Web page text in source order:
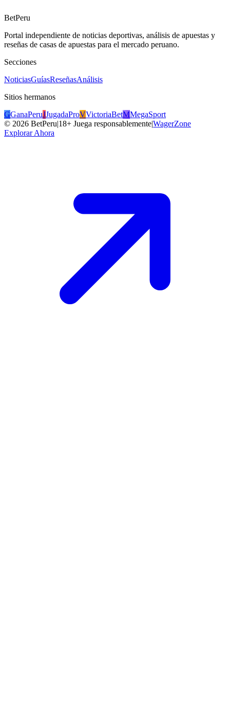
BetPeru
Portal independiente de noticias deportivas, análisis de apuestas y
reseñas de casas de apuestas para el mercado peruano.
Secciones
NoticiasGuíasReseñasAnálisis
Sitios hermanos
GGanaPeruJJugadaProVVictoriaBetMMegaSport
© 2026 BetPeru|18+ Juega responsablemente|WagerZone
Explorar Ahora